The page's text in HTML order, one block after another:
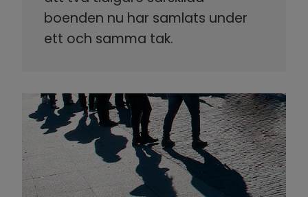
boenden nu har samlats under
ett och samma tak.